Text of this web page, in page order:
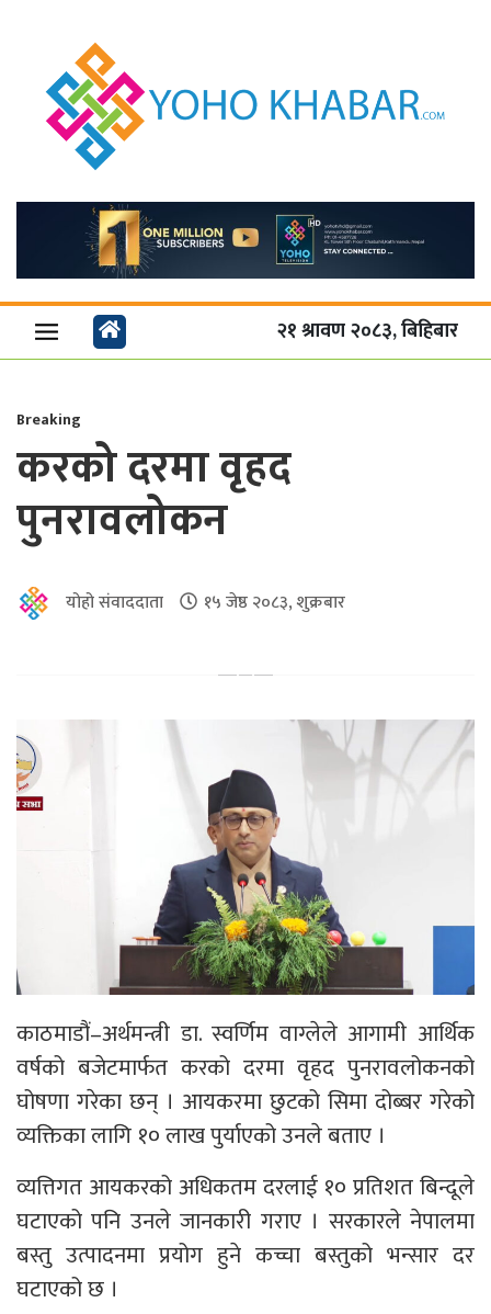
२१ श्रावण २०८३, बिहिबार
Breaking
करको दरमा वृहद
पुनरावलोकन
योहो संवाददाता १५ जेष्ठ २०८३, शुक्रबार
काठमाडौं–अर्थमन्त्री डा. स्वर्णिम वाग्लेले आगामी आर्थिक
वर्षको बजेटमार्फत करको दरमा वृहद पुनरावलोकनको
घोषणा गरेका छन् । आयकरमा छुटको सिमा दोब्बर गरेको
व्यक्तिका लागि १० लाख पुर्याएको उनले बताए ।
व्यत्तिगत आयकरको अधिकतम दरलाई १० प्रतिशत बिन्दूले
घटाएको पनि उनले जानकारी गराए । सरकारले नेपालमा
बस्तु उत्पादनमा प्रयोग हुने कच्चा बस्तुको भन्सार दर
घटाएको छ ।